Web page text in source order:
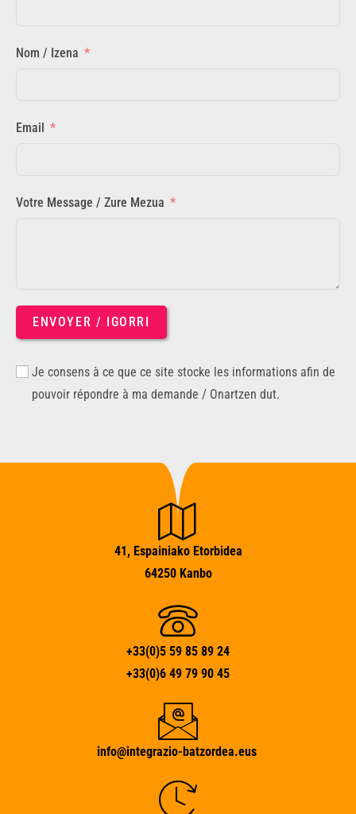
Nom / Izena
Email
Votre Message / Zure Mezua
ENVOYER / IGORRI
Je consens à ce que ce site stocke les informations afin de
pouvoir répondre à ma demande / Onartzen dut.
41, Espainiako Etorbidea
64250 Kanbo
+33(0)5 59 85 89 24
+33(0)6 49 79 90 45
info@integrazio-batzordea.eus